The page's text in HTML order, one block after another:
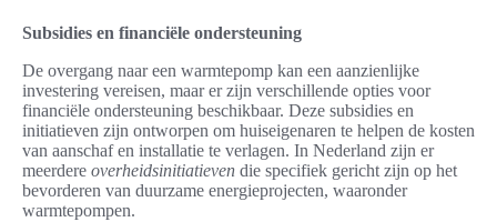
Subsidies en financiële ondersteuning
De overgang naar een warmtepomp kan een aanzienlijke
investering vereisen, maar er zijn verschillende opties voor
financiële ondersteuning beschikbaar. Deze subsidies en
initiatieven zijn ontworpen om huiseigenaren te helpen de kosten
van aanschaf en installatie te verlagen. In Nederland zijn er
meerdere overheidsinitiatieven die specifiek gericht zijn op het
bevorderen van duurzame energieprojecten, waaronder
warmtepompen.